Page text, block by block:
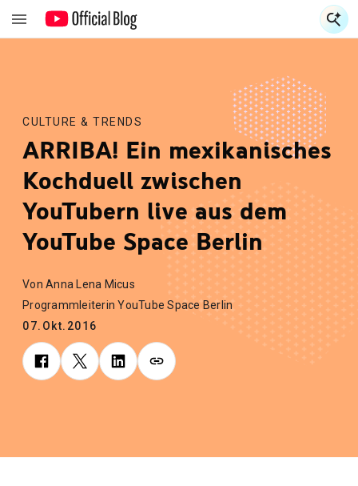
CULTURE & TRENDS
ARRIBA! Ein mexikanisches
Kochduell zwischen
YouTubern live aus dem
YouTube Space Berlin
Von Anna Lena Micus
Programmleiterin YouTube Space Berlin
07.Okt.2016